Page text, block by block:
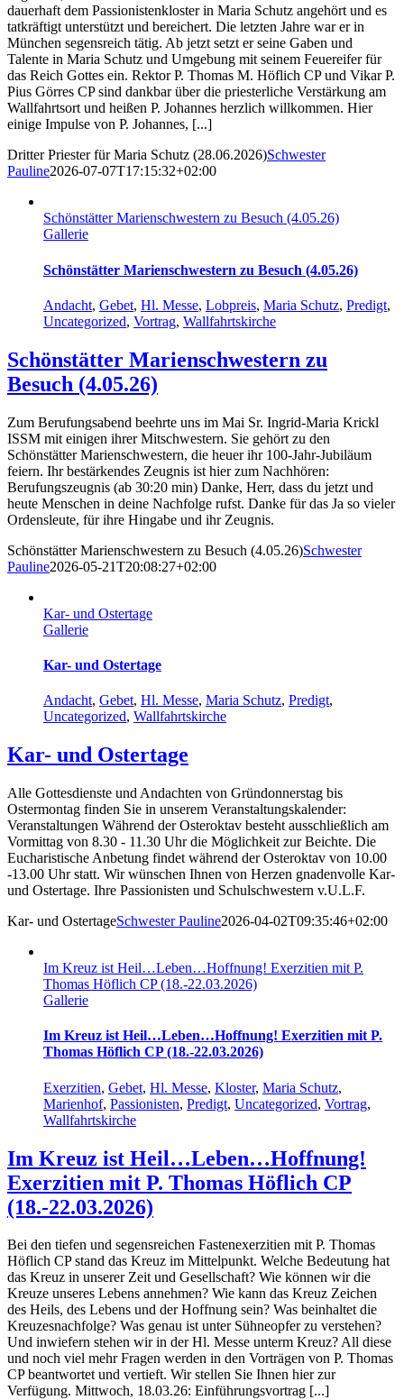
dauerhaft dem Passionistenkloster in Maria Schutz angehört und es
tatkräftigt unterstützt und bereichert. Die letzten Jahre war er in
München segensreich tätig. Ab jetzt setzt er seine Gaben und
Talente in Maria Schutz und Umgebung mit seinem Feuereifer für
das Reich Gottes ein. Rektor P. Thomas M. Höflich CP und Vikar P.
Pius Görres CP sind dankbar über die priesterliche Verstärkung am
Wallfahrtsort und heißen P. Johannes herzlich willkommen. Hier
einige Impulse von P. Johannes, [...]
Dritter Priester für Maria Schutz (28.06.2026)Schwester
Pauline2026-07-07T17:15:32+02:00
Schönstätter Marienschwestern zu Besuch (4.05.26)
Gallerie
Schönstätter Marienschwestern zu Besuch (4.05.26)
Andacht, Gebet, Hl. Messe, Lobpreis, Maria Schutz, Predigt,
Uncategorized, Vortrag, Wallfahrtskirche
Schönstätter Marienschwestern zu
Besuch (4.05.26)
Zum Berufungsabend beehrte uns im Mai Sr. Ingrid-Maria Krickl
ISSM mit einigen ihrer Mitschwestern. Sie gehört zu den
Schönstätter Marienschwestern, die heuer ihr 100-Jahr-Jubiläum
feiern. Ihr bestärkendes Zeugnis ist hier zum Nachhören:
Berufungszeugnis (ab 30:20 min) Danke, Herr, dass du jetzt und
heute Menschen in deine Nachfolge rufst. Danke für das Ja so vieler
Ordensleute, für ihre Hingabe und ihr Zeugnis.
Schönstätter Marienschwestern zu Besuch (4.05.26)Schwester
Pauline2026-05-21T20:08:27+02:00
Kar- und Ostertage
Gallerie
Kar- und Ostertage
Andacht, Gebet, Hl. Messe, Maria Schutz, Predigt,
Uncategorized, Wallfahrtskirche
Kar- und Ostertage
Alle Gottesdienste und Andachten von Gründonnerstag bis
Ostermontag finden Sie in unserem Veranstaltungskalender:
Veranstaltungen Während der Osteroktav besteht ausschließlich am
Vormittag von 8.30 - 11.30 Uhr die Möglichkeit zur Beichte. Die
Eucharistische Anbetung findet während der Osteroktav von 10.00
-13.00 Uhr statt. Wir wünschen Ihnen von Herzen gnadenvolle Kar-
und Ostertage. Ihre Passionisten und Schulschwestern v.U.L.F.
Kar- und OstertageSchwester Pauline2026-04-02T09:35:46+02:00
Im Kreuz ist Heil…Leben…Hoffnung! Exerzitien mit P.
Thomas Höflich CP (18.-22.03.2026)
Gallerie
Im Kreuz ist Heil…Leben…Hoffnung! Exerzitien mit P.
Thomas Höflich CP (18.-22.03.2026)
Exerzitien, Gebet, Hl. Messe, Kloster, Maria Schutz,
Marienhof, Passionisten, Predigt, Uncategorized, Vortrag,
Wallfahrtskirche
Im Kreuz ist Heil…Leben…Hoffnung!
Exerzitien mit P. Thomas Höflich CP
(18.-22.03.2026)
Bei den tiefen und segensreichen Fastenexerzitien mit P. Thomas
Höflich CP stand das Kreuz im Mittelpunkt. Welche Bedeutung hat
das Kreuz in unserer Zeit und Gesellschaft? Wie können wir die
Kreuze unseres Lebens annehmen? Wie kann das Kreuz Zeichen
des Heils, des Lebens und der Hoffnung sein? Was beinhaltet die
Kreuzesnachfolge? Was genau ist unter Sühneopfer zu verstehen?
Und inwiefern stehen wir in der Hl. Messe unterm Kreuz? All diese
und noch viel mehr Fragen werden in den Vorträgen von P. Thomas
CP beantwortet und vertieft. Wir stellen Sie Ihnen hier zur
Verfügung. Mittwoch, 18.03.26: Einführungsvortrag [...]